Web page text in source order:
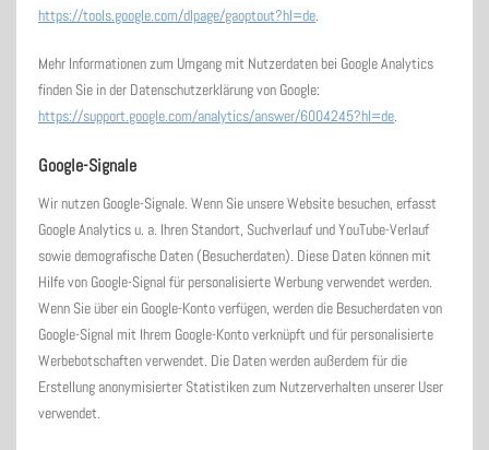
https://tools.google.com/dlpage/gaoptout?hl=de.
Mehr Informationen zum Umgang mit Nutzerdaten bei Google Analytics
finden Sie in der Datenschutzerklärung von Google:
https://support.google.com/analytics/answer/6004245?hl=de.
Google-Signale
Wir nutzen Google-Signale. Wenn Sie unsere Website besuchen, erfasst
Google Analytics u. a. Ihren Standort, Suchverlauf und YouTube-Verlauf
sowie demografische Daten (Besucherdaten). Diese Daten können mit
Hilfe von Google-Signal für personalisierte Werbung verwendet werden.
Wenn Sie über ein Google-Konto verfügen, werden die Besucherdaten von
Google-Signal mit Ihrem Google-Konto verknüpft und für personalisierte
Werbebotschaften verwendet. Die Daten werden außerdem für die
Erstellung anonymisierter Statistiken zum Nutzerverhalten unserer User
verwendet.